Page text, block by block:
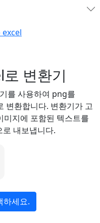
변환기
를 사용하여 png를
변환합니다. 변환기가 고
지에 포함된 텍스트를
내보냅니다.
하세요.